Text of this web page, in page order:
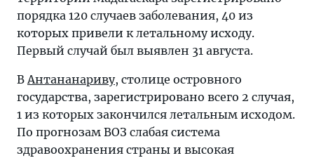
порядка 120 случаев заболевания, 40 из
которых привели к летальному исходу.
Первый случай был выявлен 31 августа.
ВАнтананариву, столице островного
государства, зарегистрировано всего 2 случая,
1 из которых закончился летальным исходом.
По прогнозам ВОЗ слабая система
здравоохранения страны и высокая